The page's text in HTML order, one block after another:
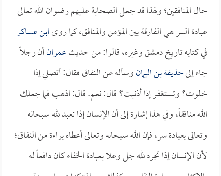
حال المنافقين؛ ولهذا قد جعل الصحابة عليهم رضوان الله تعالى
عبادة السر هي الفارقة بين المؤمن والمنافق، كما روىابن عساكر
في كتابه تاريخ دمشق وغيره، قالوا: من حديثعمرانأن رجلاً
جاء إلىحذيفة بن اليمانوسأله عن النفاق فقال: أتصلي إذا
خلوت؟ وتستغفر إذا أذنبت؟ قال: نعم. قال: اذهب فما جعلك
الله منافقاً، وفي هذا إشارة إلى أن الإنسان إذا تعبد لله سبحانه
وتعالى بعبادة سر، فإن الله سبحانه وتعالى أعطاه براءة من النفاق؛
لأن الإنسان إذا تجرد لله جل وعلا بعبادة الخفاء كان دافعاً له